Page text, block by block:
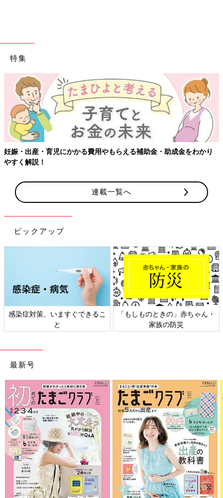
特集
妊娠・出産・育児にかかる費用やもらえる補助金・助成金をわかり
やすく解説！
連載一覧へ
ピックアップ
感染症対策、いますぐできるこ
と
「もしものときの」赤ちゃん・
家族の防災
最新号